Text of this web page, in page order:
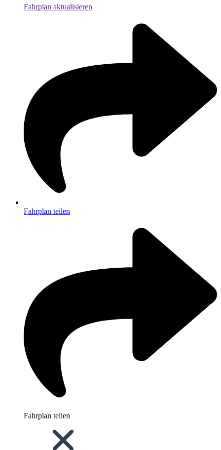
Fahrplan aktualisieren
Fahrplan teilen
Fahrplan teilen